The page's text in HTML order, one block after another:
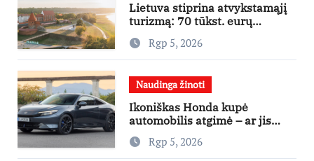
Lietuva stiprina atvykstamąjį
turizmą: 70 tūkst. eurų
investicijų užsienio turistams
pritraukti
Rgp 5, 2026
Naudinga žinoti
Ikoniškas Honda kupė
automobilis atgimė – ar jis
pateisins pirkėjų lūkesčius?
Rgp 5, 2026